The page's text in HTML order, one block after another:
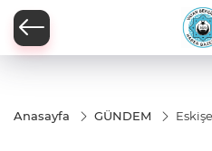
Anasayfa GÜNDEM